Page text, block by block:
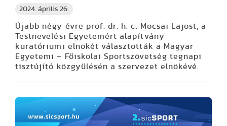
2024. április 26.
Újabb négy évre prof. dr. h. c. Mocsai Lajost, a
Testnevelési Egyetemért alapítvány
kuratóriumi elnökét választották a Magyar
Egyetemi – Főiskolai Sportszövetség tegnapi
tisztújító közgyűlésén a szervezet elnökévé.